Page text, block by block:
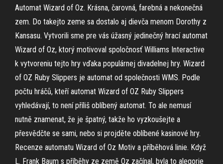
Automat Wizard of Oz. Krásna, čarovná, farebná a nekonečná
zem. Do takejto zeme sa dostalo aj dievča menom Dorothy z
Kansasu. Vytvorili sme pre vás úžasný jedinečný hrací automat
Wizard of Oz, ktorý motivoval spoločnosť Williams Interactive
k vytvoreniu tejto hry vďaka populárnej divadelnej hry. Wizard
of OZ Ruby Slippers je automat od společnosti WMS. Podle
počtu hráčů, kteří automat Wizard of OZ Ruby Slippers
vyhledávají, to není příliš oblíbený automat. To ale nemusí
nutně znamenat, že je špatný, takže ho vyzkoušejte a
přesvědčte se sami, nebo si projděte oblíbené kasinové hry.
Recenze automatu Wizard of Oz Motiv a příběhová linie. Když
L. Frank Baum s příběhy ze země Oz začínal, byla to alegorie